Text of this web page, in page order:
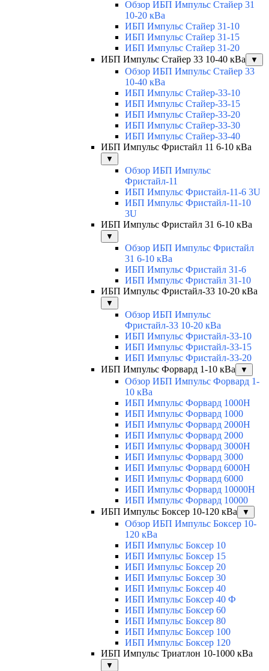
Обзор ИБП Импульс Стайер 31
10-20 кВа
ИБП Импульс Стайер 31-10
ИБП Импульс Стайер 31-15
ИБП Импульс Стайер 31-20
ИБП Импульс Стайер 33 10-40 кВа
▼
Обзор ИБП Импульс Стайер 33
10-40 кВа
ИБП Импульс Стайер-33-10
ИБП Импульс Стайер-33-15
ИБП Импульс Стайер-33-20
ИБП Импульс Стайер-33-30
ИБП Импульс Стайер-33-40
ИБП Импульс Фристайл 11 6-10 кВа
▼
Обзор ИБП Импульс
Фристайл-11
ИБП Импульс Фристайл-11-6 3U
ИБП Импульс Фристайл-11-10
3U
ИБП Импульс Фристайл 31 6-10 кВа
▼
Обзор ИБП Импульс Фристайл
31 6-10 кВа
ИБП Импульс Фристайл 31-6
ИБП Импульс Фристайл 31-10
ИБП Импульс Фристайл-33 10-20 кВа
▼
Обзор ИБП Импульс
Фристайл-33 10-20 кВа
ИБП Импульс Фристайл-33-10
ИБП Импульс Фристайл-33-15
ИБП Импульс Фристайл-33-20
ИБП Импульс Форвард 1-10 кВа
▼
Обзор ИБП Импульс Форвард 1-
10 кВа
ИБП Импульс Форвард 1000H
ИБП Импульс Форвард 1000
ИБП Импульс Форвард 2000H
ИБП Импульс Форвард 2000
ИБП Импульс Форвард 3000H
ИБП Импульс Форвард 3000
ИБП Импульс Форвард 6000H
ИБП Импульс Форвард 6000
ИБП Импульс Форвард 10000H
ИБП Импульс Форвард 10000
ИБП Импульс Боксер 10-120 кВа
▼
Обзор ИБП Импульс Боксер 10-
120 кВа
ИБП Импульс Боксер 10
ИБП Импульс Боксер 15
ИБП Импульс Боксер 20
ИБП Импульс Боксер 30
ИБП Импульс Боксер 40
ИБП Импульс Боксер 40 Ф
ИБП Импульс Боксер 60
ИБП Импульс Боксер 80
ИБП Импульс Боксер 100
ИБП Импульс Боксер 120
ИБП Импульс Триатлон 10-1000 кВа
▼